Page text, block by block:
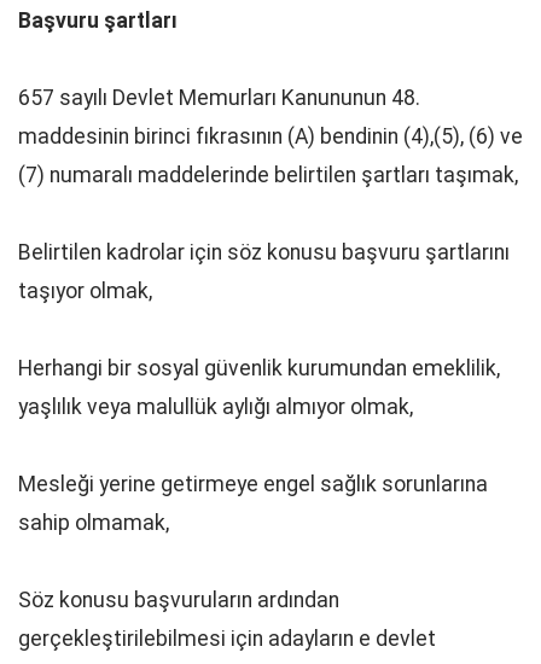
Başvuru şartları
657 sayılı Devlet Memurları Kanununun 48.
maddesinin birinci fıkrasının (A) bendinin (4),(5), (6) ve
(7) numaralı maddelerinde belirtilen şartları taşımak,
Belirtilen kadrolar için söz konusu başvuru şartlarını
taşıyor olmak,
Herhangi bir sosyal güvenlik kurumundan emeklilik,
yaşlılık veya malullük aylığı almıyor olmak,
Mesleği yerine getirmeye engel sağlık sorunlarına
sahip olmamak,
Söz konusu başvuruların ardından
gerçekleştirilebilmesi için adayların e devlet